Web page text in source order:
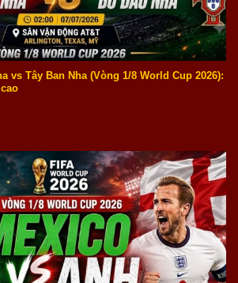
vs Tây Ban Nha (Vòng 1/8 World Cup 2026):